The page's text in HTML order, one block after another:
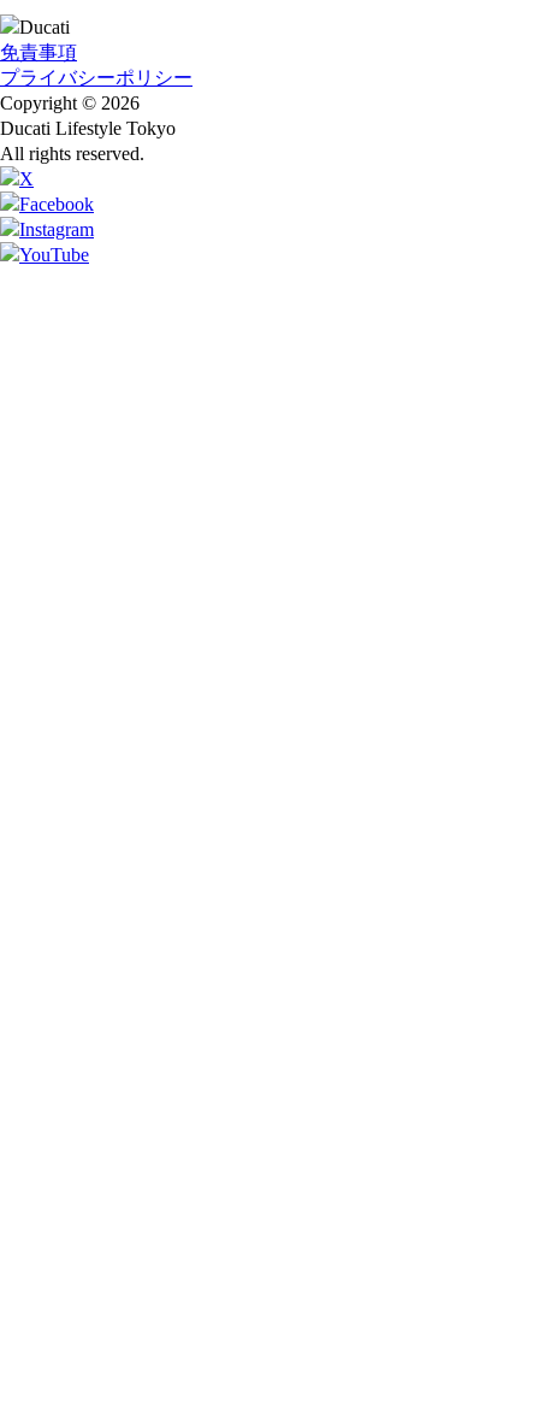
免責事項
プライバシーポリシー
Copyright © 2026
Ducati Lifestyle Tokyo
All rights reserved.